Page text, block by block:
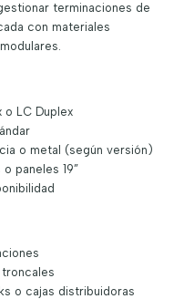
terminaciones de
con materiales
o LC Duplex
o metal (según versión)
paneles 19”
troncales
o cajas distribuidoras